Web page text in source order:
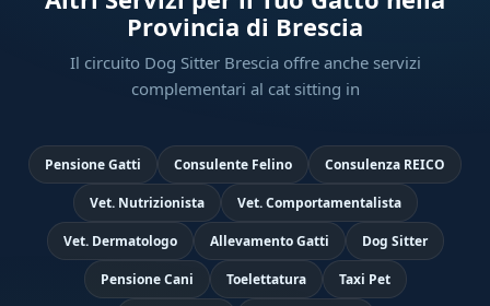
Provincia di Brescia
Il circuito Dog Sitter Brescia offre anche servizi
complementari al cat sitting in
Pensione Gatti Consulente Felino Consulenza REICO
Vet. Nutrizionista Vet. Comportamentalista
Vet. Dermatologo Allevamento Gatti Dog Sitter
Pensione Cani Toelettatura Taxi Pet